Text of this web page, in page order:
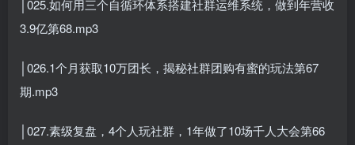
│025.如何用三个自循环体系搭建社群运维系统，做到年营收
3.9亿第68.mp3
│026.1个月获取10万团长，揭秘社群团购有蜜的玩法第67
期.mp3
│027.素级复盘，4个人玩社群，1年做了10场千人大会第66